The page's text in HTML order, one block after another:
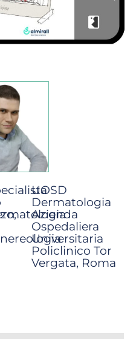
UOSD
Dermatologia
Azienda
Ospedaliera
Universitaria
Policlinico Tor
Vergata, Roma